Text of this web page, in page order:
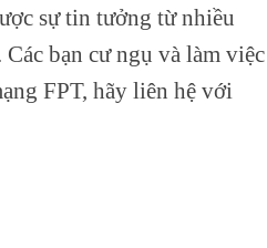
sự tin tưởng từ nhiều
bạn cư ngụ và làm việc
FPT, hãy liên hệ với